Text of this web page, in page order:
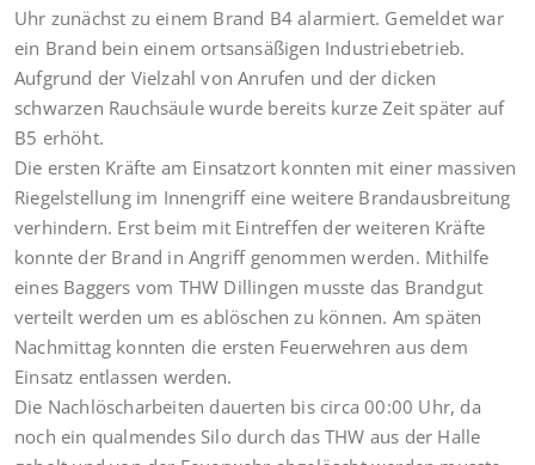
Uhr zunächst zu einem Brand B4 alarmiert. Gemeldet war
ein Brand bein einem ortsansäßigen Industriebetrieb.
Aufgrund der Vielzahl von Anrufen und der dicken
schwarzen Rauchsäule wurde bereits kurze Zeit später auf
B5 erhöht.
Die ersten Kräfte am Einsatzort konnten mit einer massiven
Riegelstellung im Innengriff eine weitere Brandausbreitung
verhindern. Erst beim mit Eintreffen der weiteren Kräfte
konnte der Brand in Angriff genommen werden. Mithilfe
eines Baggers vom THW Dillingen musste das Brandgut
verteilt werden um es ablöschen zu können. Am späten
Nachmittag konnten die ersten Feuerwehren aus dem
Einsatz entlassen werden.
Die Nachlöscharbeiten dauerten bis circa 00:00 Uhr, da
noch ein qualmendes Silo durch das THW aus der Halle